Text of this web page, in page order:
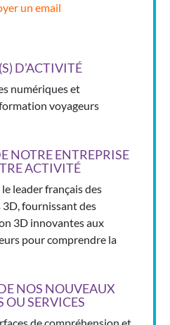
un email
D’ACTIVITÉ
numériques et
voyageurs
NOTRE ENTREPRISE
ACTIVITÉ
leader français des
fournissant des
3D innovantes aux
pour comprendre la
NOS NOUVEAUX
OU SERVICES